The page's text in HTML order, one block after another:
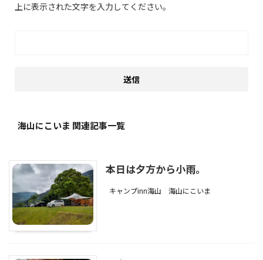
上に表示された文字を入力してください。
海山にこいま 関連記事一覧
本日は夕方から小雨。
キャンプinn海山 海山にこいま